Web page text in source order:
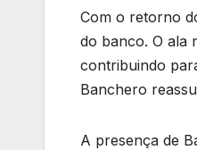
Com o retorno
do banco. O ala
contribuindo
Banchero
A presença de